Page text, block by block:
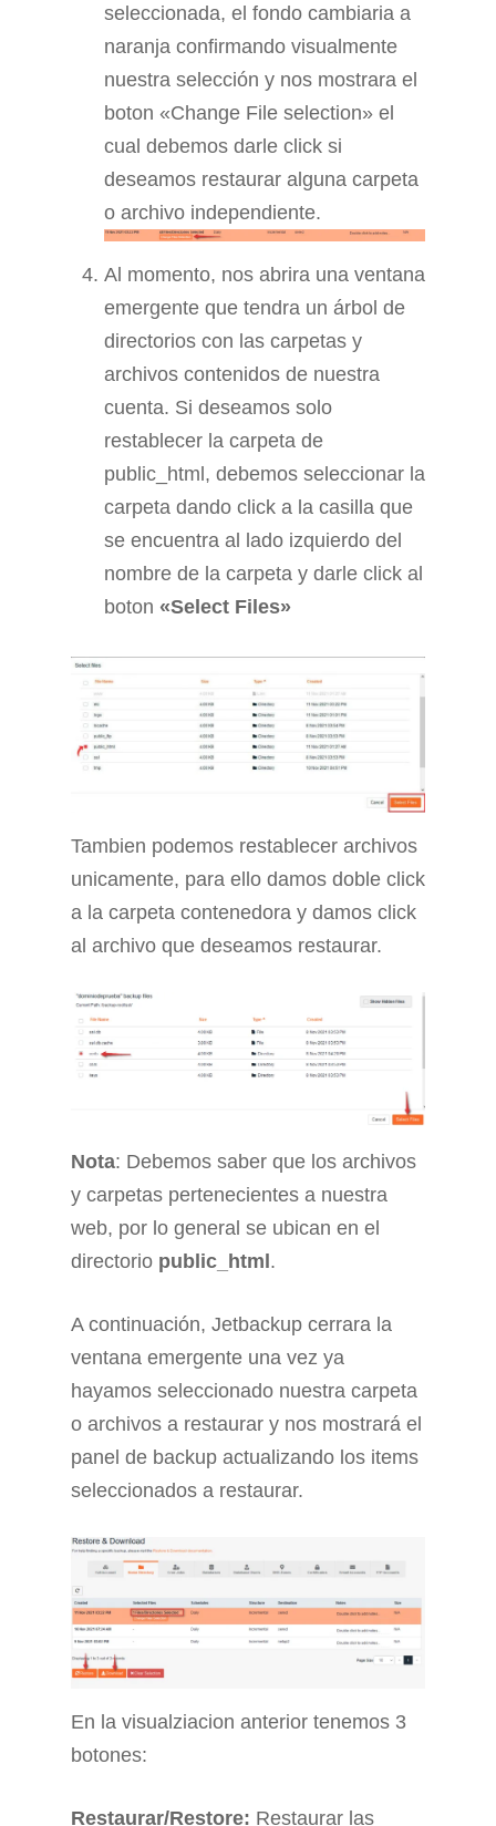
seleccionada, el fondo cambiaria a
naranja confirmando visualmente
nuestra selección y nos mostrara el
boton «Change File selection» el
cual debemos darle click si
deseamos restaurar alguna carpeta
o archivo independiente.
Al momento, nos abrira una ventana
emergente que tendra un árbol de
directorios con las carpetas y
archivos contenidos de nuestra
cuenta. Si deseamos solo
restablecer la carpeta de
public_html, debemos seleccionar la
carpeta dando click a la casilla que
se encuentra al lado izquierdo del
nombre de la carpeta y darle click al
boton «Select Files»
Tambien podemos restablecer archivos
unicamente, para ello damos doble click
a la carpeta contenedora y damos click
al archivo que deseamos restaurar.
Nota: Debemos saber que los archivos
y carpetas pertenecientes a nuestra
web, por lo general se ubican en el
directorio public_html.
A continuación, Jetbackup cerrara la
ventana emergente una vez ya
hayamos seleccionado nuestra carpeta
o archivos a restaurar y nos mostrará el
panel de backup actualizando los items
seleccionados a restaurar.
En la visualziacion anterior tenemos 3
botones:
Restaurar/Restore: Restaurar las